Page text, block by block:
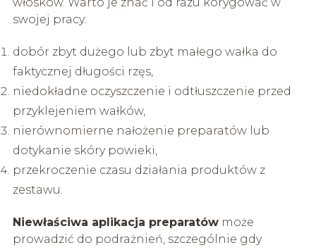
swojej pracy:
dobór zbyt dużego lub zbyt małego wałka do
faktycznej długości rzęs,
niedokładne oczyszczenie i odtłuszczenie przed
przyklejeniem wałków,
nierównomierne nałożenie preparatów lub
dotykanie skóry powieki,
przekroczenie czasu działania produktów z
zestawu.
Niewłaściwa aplikacja preparatówmoże
prowadzić do podrażnień, szczególnie gdy